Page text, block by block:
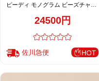
ピーディ モノグラム ビーズチャー
24500円
佐川急便 HOT